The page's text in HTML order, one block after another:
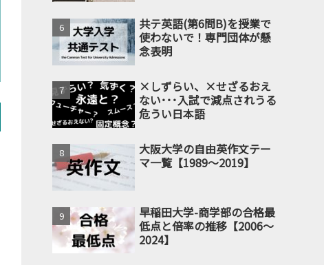
共テ英語(第6問B)を授業で
使わないで！専門団体が懸
念表明
×しずらい、×せざるおえ
ない･･･入試で減点されうる
危うい日本語
大阪大学の自由英作文テー
マ一覧【1989～2019】
早稲田大学-商学部の合格最
低点と倍率の推移【2006～
2024】